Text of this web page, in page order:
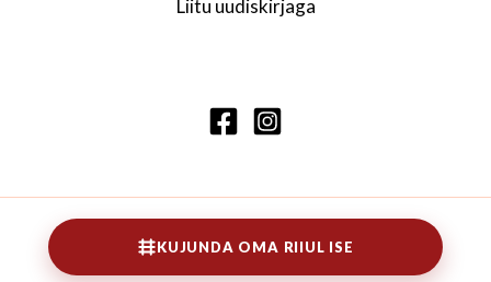
Liitu uudiskirjaga
Copyright © 2026 Lennarti raamaturiiul
KUJUNDA OMA RIIUL ISE